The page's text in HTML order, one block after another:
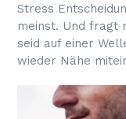
Stress
meinst. Und fragt
seid auf einer
wieder Nähe